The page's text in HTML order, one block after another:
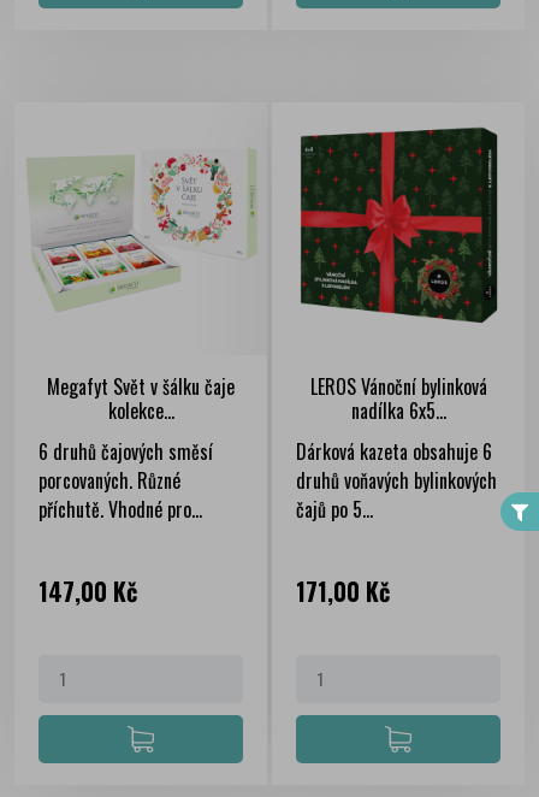
Megafyt Svět v šálku čaje
kolekce...
6 druhů čajových směsí
porcovaných. Různé
příchutě. Vhodné pro...
Cena
147,00 Kč
LEROS Vánoční bylinková
nadílka 6x5...
Dárková kazeta obsahuje 6
druhů voňavých bylinkových
čajů po 5...
Cena
171,00 Kč